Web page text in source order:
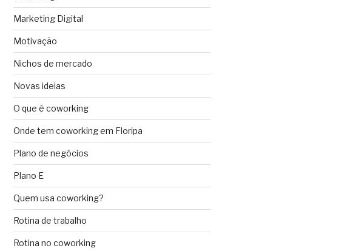
Marketing Digital
Motivação
Nichos de mercado
Novas ideias
O que é coworking
Onde tem coworking em Floripa
Plano de negócios
Plano E
Quem usa coworking?
Rotina de trabalho
Rotina no coworking